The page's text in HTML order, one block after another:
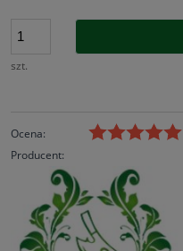
szt.
Ocena:
Producent: